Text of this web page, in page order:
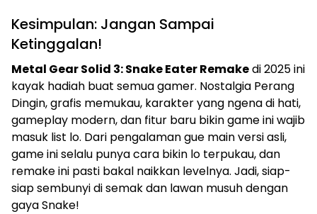
Kesimpulan: Jangan Sampai
Ketinggalan!
Metal Gear Solid 3: Snake Eater Remakedi 2025 ini
kayak hadiah buat semua gamer. Nostalgia Perang
Dingin, grafis memukau, karakter yang ngena di hati,
gameplay modern, dan fitur baru bikin game ini wajib
masuk list lo. Dari pengalaman gue main versi asli,
game ini selalu punya cara bikin lo terpukau, dan
remake ini pasti bakal naikkan levelnya. Jadi, siap-
siap sembunyi di semak dan lawan musuh dengan
gaya Snake!